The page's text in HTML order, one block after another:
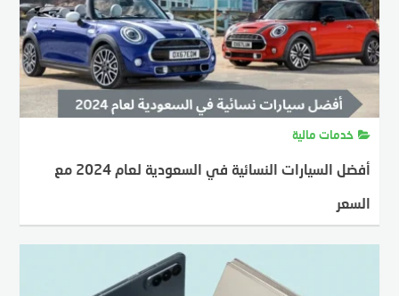
خدمات مالية
أفضل السيارات النسائية في السعودية لعام 2024 مع
السعر